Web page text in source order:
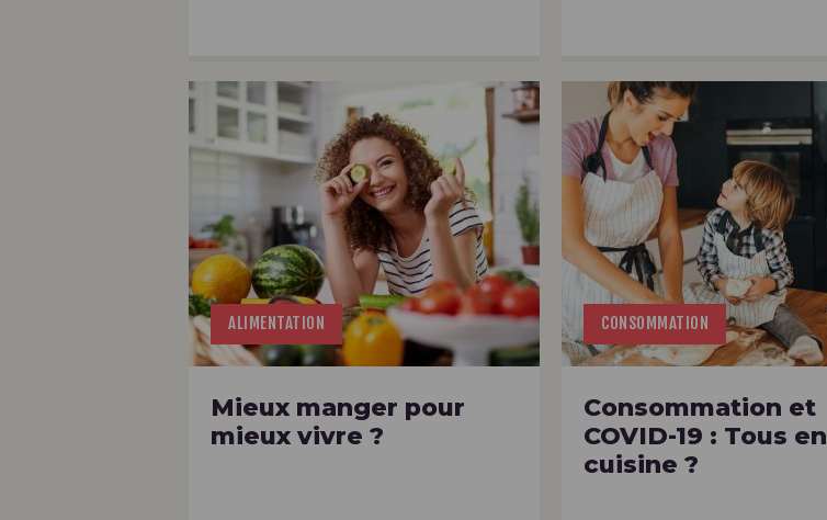
ALIMENTATION
Mieux manger pour
mieux vivre ?
CONSOMMATION
Consommation et
COVID-19 : Tous en
cuisine ?